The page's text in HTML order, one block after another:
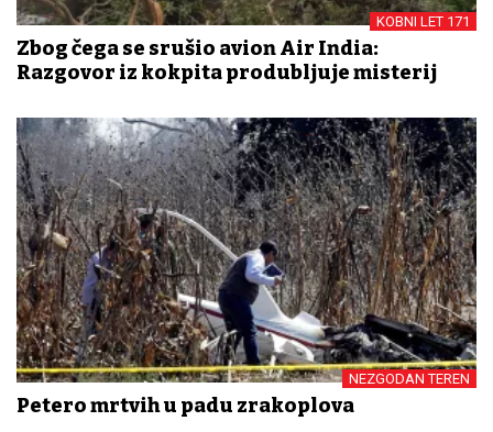
KOBNI LET 171
Zbog čega se srušio avion Air India:
Razgovor iz kokpita produbljuje misterij
NEZGODAN TEREN
Petero mrtvih u padu zrakoplova